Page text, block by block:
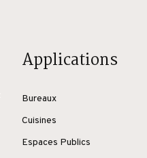
Applications
Bureaux
Cuisines
Espaces Publics